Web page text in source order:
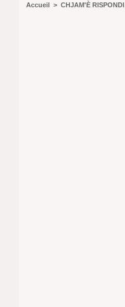
Accueil > CHJAM'È RISPONDI